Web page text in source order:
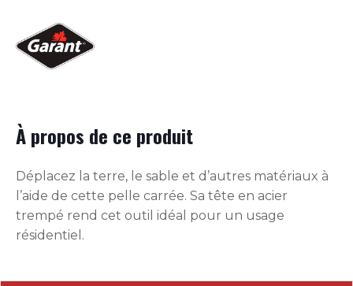
À propos de ce produit
Déplacez la terre, le sable et d’autres matériaux à
l’aide de cette pelle carrée. Sa tête en acier
trempé rend cet outil idéal pour un usage
résidentiel.